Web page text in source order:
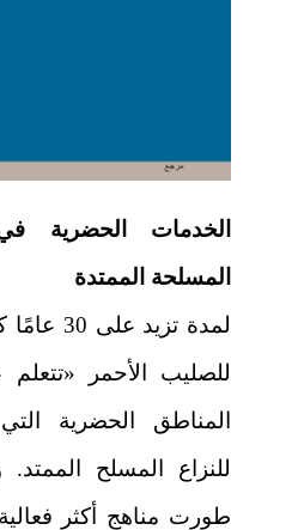
الخدمات الحضرية
المسلحة الممتدة
لمدة
للصليب الأحمر
المناطق الحضرية
للنزاع المسلح
طورت مناهج أكثر